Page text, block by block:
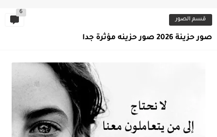
قسم الصور
6
صور حزينة 2026 صور حزينه مؤثرة جدا